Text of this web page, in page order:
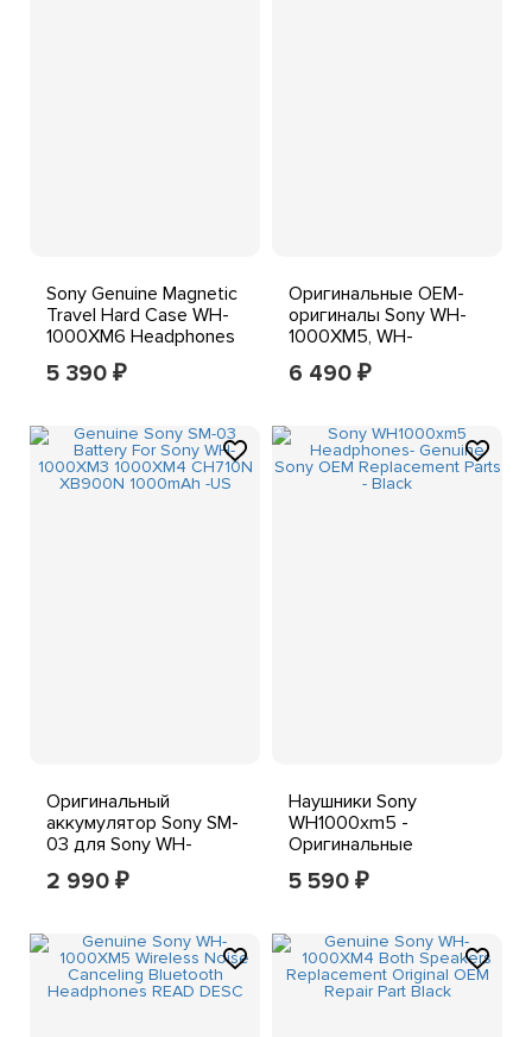
Sony Genuine Magnetic
Travel Hard Case WH-
1000XM6 Headphones
Case (Grey/Black)
5 390 ₽
Оригинальные OEM-
оригиналы Sony WH-
1000XM5, WH-
1000XM5/B, запасные
части
6 490 ₽
Оригинальный
аккумулятор Sony SM-
03 для Sony WH-
1000XM3 1000XM4
CH710N XB900N
US
2 990 ₽
Наушники Sony
WH1000xm5 -
Оригинальные
запасные части Sony
OEM - Черный
5 590 ₽